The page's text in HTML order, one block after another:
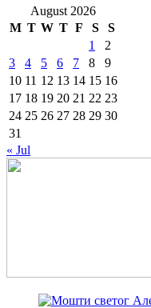
August 2026
M T W T F S
S
1
2
3
4 5 6 7 8
9
10 11 12 13 14 15 16
17 18 19 20 21 22 23
24 25 26 27 28 29 30
31
« Jul